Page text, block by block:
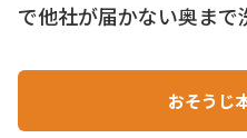
で他社が届かない奥まで
おそうじ